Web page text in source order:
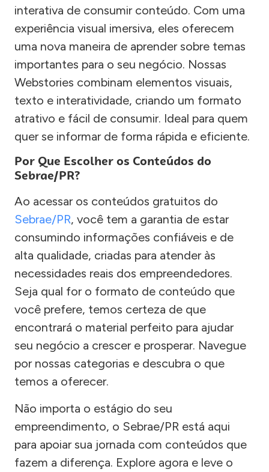
interativa de consumir conteúdo. Com uma
experiência visual imersiva, eles oferecem
uma nova maneira de aprender sobre temas
importantes para o seu negócio. Nossas
Webstories combinam elementos visuais,
texto e interatividade, criando um formato
atrativo e fácil de consumir. Ideal para quem
quer se informar de forma rápida e eficiente.
Por Que Escolher os Conteúdos do
Sebrae/PR?
Ao acessar os conteúdos gratuitos do
Sebrae/PR, você tem a garantia de estar
consumindo informações confiáveis e de
alta qualidade, criadas para atender às
necessidades reais dos empreendedores.
Seja qual for o formato de conteúdo que
você prefere, temos certeza de que
encontrará o material perfeito para ajudar
seu negócio a crescer e prosperar. Navegue
por nossas categorias e descubra o que
temos a oferecer.
Não importa o estágio do seu
empreendimento, o Sebrae/PR está aqui
para apoiar sua jornada com conteúdos que
fazem a diferença. Explore agora e leve o